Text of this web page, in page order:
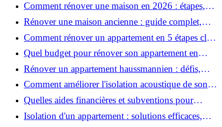
Comment rénover une maison en 2026 : étapes,
coûts et conseils ?
Rénover une maison ancienne : guide complet,
étapes, budget et astuces
Comment rénover un appartement en 5 étapes clés
?
Quel budget pour rénover son appartement en
2026 ?
Rénover un appartement haussmannien : défis,
conseils pratiques et estimation des prix
Comment améliorer l'isolation acoustique de son
appartement ?
Quelles aides financières et subventions pour
rénover votre appartement en 2026 ?
Isolation d'un appartement : solutions efficaces,